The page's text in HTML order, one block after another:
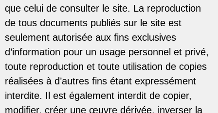
que celui de consulter le site. La reproduction
de tous documents publiés sur le site est
seulement autorisée aux fins exclusives
d’information pour un usage personnel et privé,
toute reproduction et toute utilisation de copies
réalisées à d’autres fins étant expressément
interdite. Il est également interdit de copier,
modifier, créer une œuvre dérivée, inverser la